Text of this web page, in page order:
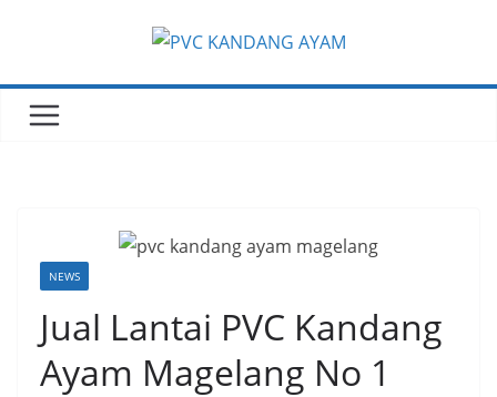
NEWS
Jual Lantai PVC Kandang
Ayam Magelang No 1